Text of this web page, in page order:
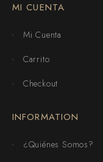
MI CUENTA
Mi Cuenta
Carrito
Checkout
INFORMATION
¿Quiénes Somos?